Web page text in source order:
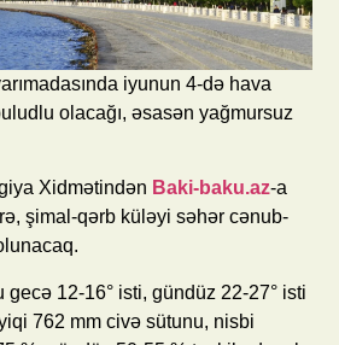
iyunun 4-də hava
olacağı, əsasən yağmursuz
Xidmətindən Baki-baku.az-a
şimal-qərb küləyi səhər cənub-
gecə 12-16° isti, gündüz 22-27° isti
762 mm civə sütunu, nisbi